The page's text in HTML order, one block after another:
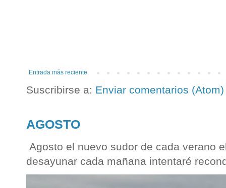
Entrada más reciente
Suscribirse a: Enviar comentarios (Atom)
AGOSTO
Agosto el nuevo sudor de cada verano
desayunar cada mañana intentaré